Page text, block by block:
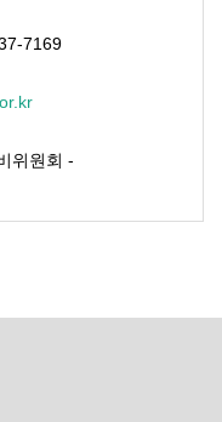
7169
위원회 -